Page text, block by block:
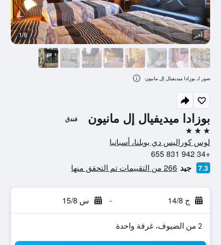
بوزادا ميديفيال إل مانيون فندق
3 نجوم
لوس كوراليس دي بويلنا، أسبانيا
+34 942 831 655
7.3 جيد 266 من التقييمات تم التحقق منها
ج 14/8 - س 15/8
2 من الضيوف، غرفة واحدة
آخر 1/8
صور لـ بوزادا ميديفيال إل مانيون